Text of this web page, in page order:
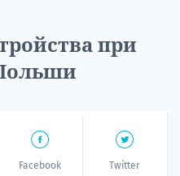
при
Facebook Twitter